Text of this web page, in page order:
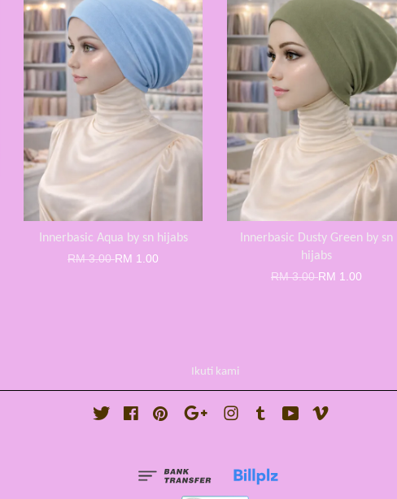
Innerbasic Aqua by sn hijabs
RM 3.00RM 1.00
Innerbasic Dusty Green by sn
hijabs
RM 3.00RM 1.00
Ikuti kami
Twitter FacebookPinterest Google Instagram
Tumblr YouTube